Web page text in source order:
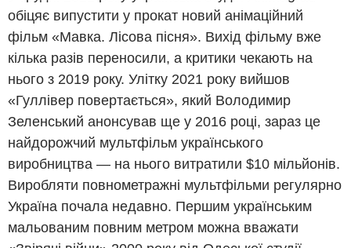
обіцяє випустити у прокат новий анімаційний
фільм «Мавка. Лісова пісня». Вихід фільму вже
кілька разів переносили, а критики чекають на
нього з 2019 року. Улітку 2021 року вийшов
«Гуллівер повертається», який Володимир
Зеленський анонсував ще у 2016 році, зараз це
найдорожчий мультфільм українського
виробництва — на нього витратили $10 мільйонів.
Виробляти повнометражні мультфільми регулярно
Україна почала недавно. Першим українським
мальованим повним метром можна вважати